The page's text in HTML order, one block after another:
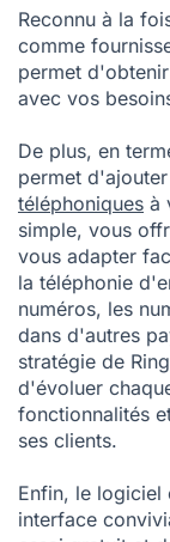
Reconnu à la
comme
permet
avec vos
De plus, en
permet
téléphoniques à
simple, vous
vous adapter
la téléphonie
numéros, les
dans d'autres
stratégie de
d'évoluer
fonctionnalités
ses clients.
Enfin, le logiciel
interface